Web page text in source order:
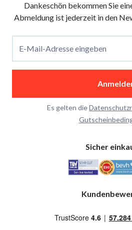
Dankeschön bekommen Sie
Abmeldung ist jederzeit in den
E-Mail-Adresse eingeben
Es gelten die
Sicher